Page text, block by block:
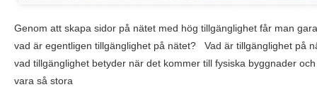
Genom att skapa sidor på nätet med hög tillgänglighet får man
vad är egentligen tillgänglighet på nätet? Vad är tillgänglighet på
vad tillgänglighet betyder när det kommer till fysiska byggnader
vara så stora